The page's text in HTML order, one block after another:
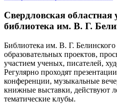
Свердловская областная
библиотека им. В. Г.
Библиотека им. В. Г.
образовательных проектов,
участием ученых, писателей,
Регулярно проходят
конференции, музыкальные
книжные выставки, действуют
тематические клубы.